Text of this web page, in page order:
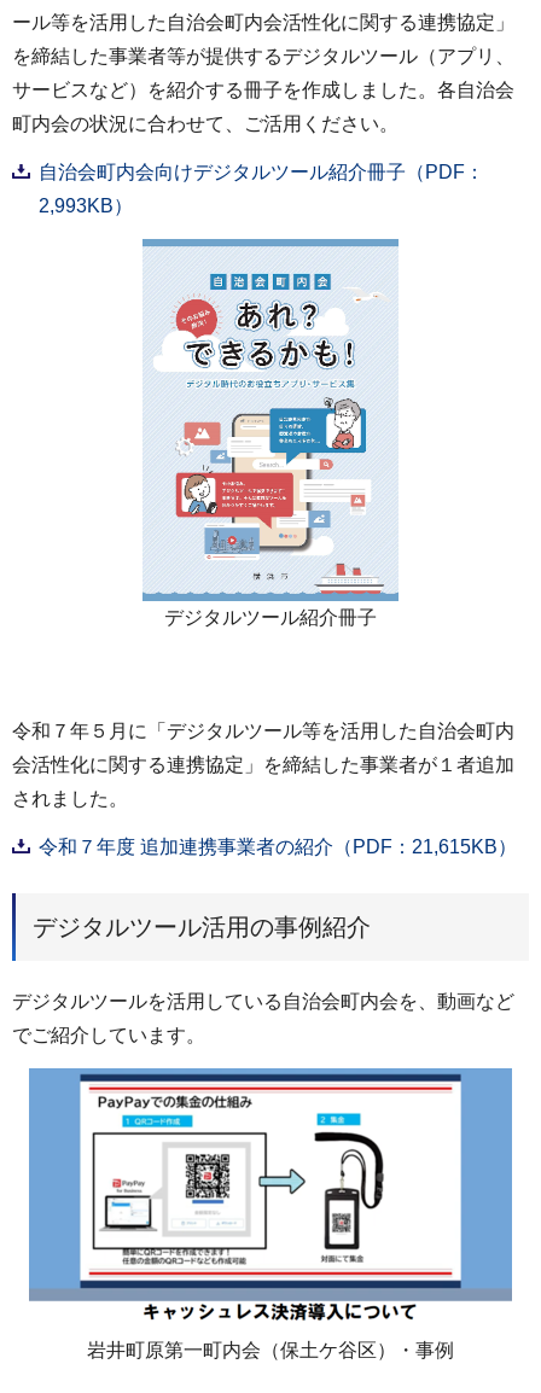
ール等を活用した自治会町内会活性化に関する連携協定」
を締結した事業者等が提供するデジタルツール（アプリ、
サービスなど）を紹介する冊子を作成しました。各自治会
町内会の状況に合わせて、ご活用ください。
自治会町内会向けデジタルツール紹介冊子（PDF：
2,993KB）
デジタルツール紹介冊子
令和７年５月に「デジタルツール等を活用した自治会町内
会活性化に関する連携協定」を締結した事業者が１者追加
されました。
令和７年度 追加連携事業者の紹介（PDF：21,615KB）
デジタルツール活用の事例紹介
デジタルツールを活用している自治会町内会を、動画など
でご紹介しています。
岩井町原第一町内会（保土ケ谷区）・事例